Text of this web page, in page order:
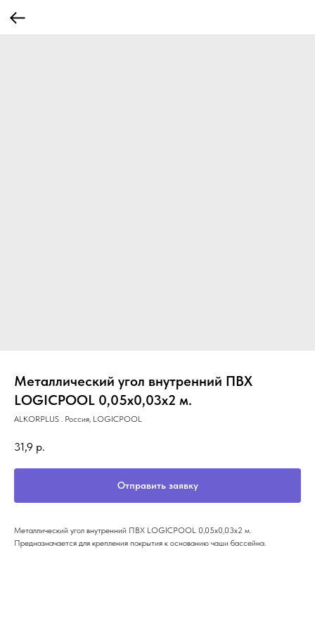
Металлический угол внутренний ПВХ
LOGICPOOL 0,05x0,03x2 м.
ALKORPLUS . Россия, LOGICPOOL
31,9 р.
Отправить заявку
Металлический угол внутренний ПВХ LOGICPOOL 0,05x0,03x2 м.
Предназначается для крепления покрытия к основанию чаши бассейна.